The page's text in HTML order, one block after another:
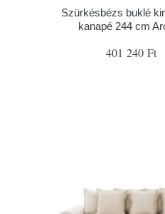
Szürkésbézs buklé
kanapé 244 cm
401 240 Ft